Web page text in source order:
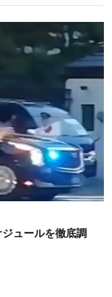
ュールを徹底調